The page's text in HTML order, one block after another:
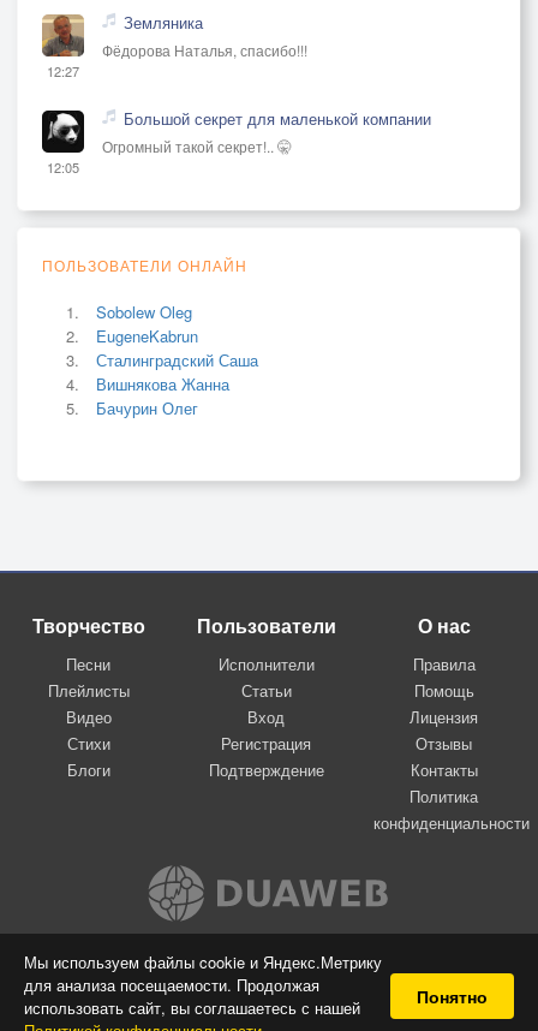
Мы используем файлы cookie и Яндекс.Метрику
для анализа посещаемости. Продолжая
использовать сайт, вы соглашаетесь с нашей
Понятно
12:27
Земляника
Фёдорова Наталья, спасибо!!!
12:05
Большой секрет для маленькой компании
Огромный такой секрет!.. 🤫
ПОЛЬЗОВАТЕЛИ ОНЛАЙН
Sobolew Oleg
EugeneKabrun
Сталинградский Саша
Вишнякова Жанна
Бачурин Олег
Творчество
Песни
Плейлисты
Видео
Стихи
Блоги
Пользователи
Исполнители
Статьи
Вход
Регистрация
Подтверждение
О нас
Правила
Помощь
Лицензия
Отзывы
Контакты
Политика
конфиденциальности
Вконтакте
© 2009-2026 Я-пою
Музыкальный сайт самовыражения